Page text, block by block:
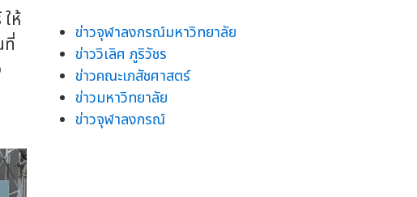
ห้
ที่
ข่าวจุฬาลงกรณ์มหาวิทยาลัย
ข่าววิเลิศ ภูริวัชร
ข่าวคณะเภสัชศาสตร์
ข่าวมหาวิทยาลัย
ข่าวจุฬาลงกรณ์